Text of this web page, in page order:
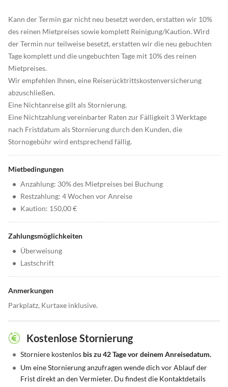
Kann der Termin gar nicht neu besetzt werden, erstatten wir 10%
des reinen Mietpreises sowie komplett Reinigung/Kaution. Wird
der Termin nur teilweise besetzt, erstatten wir die neu gebuchten
Tage komplett und die ungebuchten Tage mit 10% des reinen
Mietpreises.
Wir empfehlen Ihnen, eine Reiserücktrittskostenversicherung
abzuschließen.
Eine Nichtanreise gilt als Stornierung.
Eine Nichtzahlung vereinbarter Raten zur Fälligkeit 3 Werktage
nach Fristdatum als Stornierung durch den Kunden, die
Stornogebühr wird entsprechend fällig.
Mietbedingungen
• Anzahlung: 30% des Mietpreises bei Buchung
• Restzahlung: 4 Wochen vor Anreise
• Kaution: 150,00 €
Zahlungsmöglichkeiten
• Überweisung
• Lastschrift
Anmerkungen
Parkplatz, Kurtaxe inklusive.
Kostenlose Stornierung
• Storniere kostenlos bis zu 42 Tage vor deinem Anreisedatum.
• Um eine Stornierung anzufragen wende dich vor Ablauf der
Frist direkt an den Vermieter. Du findest die Kontaktdetails